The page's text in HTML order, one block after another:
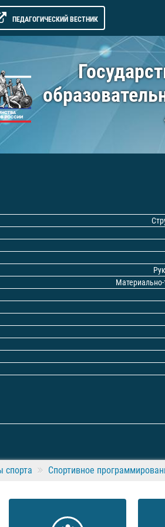
ПЕДАГОГИЧЕСКИЙ ВЕСТНИК
Материально-
спорта Спортивное